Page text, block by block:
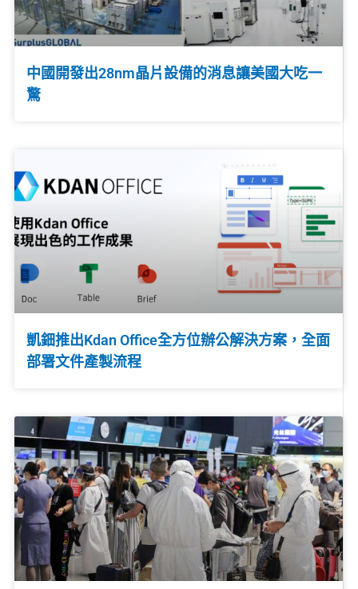
中國開發出28nm晶片設備的消息讓美國大吃一
驚
凱鈿推出Kdan Office全方位辦公解決方案，全面
部署文件產製流程